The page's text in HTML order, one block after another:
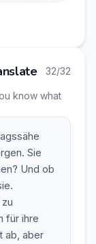
32/32
know what
Sie
Und ob
für ihre
ab, aber